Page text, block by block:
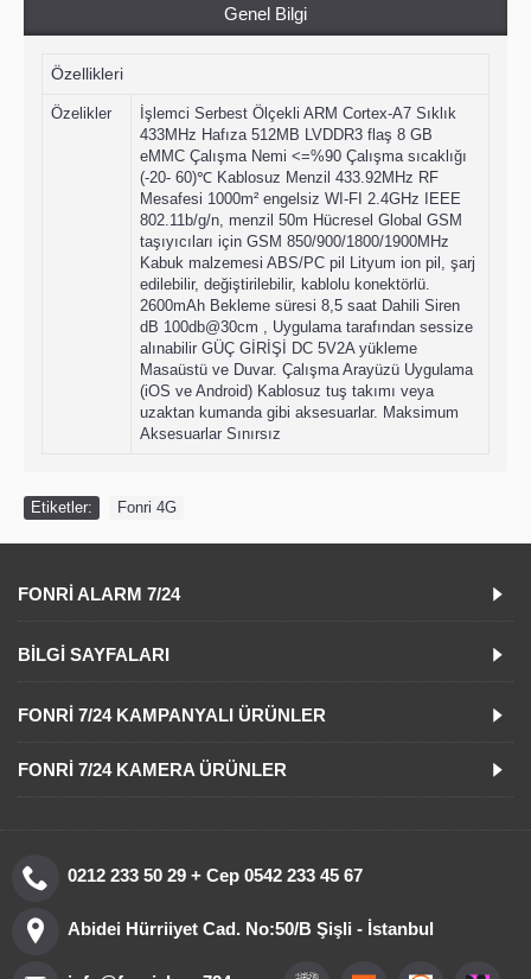
Genel Bilgi
Özellikleri
Özelikler
İşlemci Serbest Ölçekli ARM Cortex-A7 Sıklık
433MHz Hafıza 512MB LVDDR3 flaş 8 GB
eMMC Çalışma Nemi <=%90 Çalışma sıcaklığı
(-20- 60)℃ Kablosuz Menzil 433.92MHz RF
Mesafesi 1000m² engelsiz WI-FI 2.4GHz IEEE
802.11b/g/n, menzil 50m Hücresel Global GSM
taşıyıcıları için GSM 850/900/1800/1900MHz
Kabuk malzemesi ABS/PC pil Lityum ion pil, şarj
edilebilir, değiştirilebilir, kablolu konektörlü.
2600mAh Bekleme süresi 8,5 saat Dahili Siren
dB 100db@30cm , Uygulama tarafından sessize
alınabilir GÜÇ GİRİŞİ DC 5V2A yükleme
Masaüstü ve Duvar. Çalışma Arayüzü Uygulama
(iOS ve Android) Kablosuz tuş takımı veya
uzaktan kumanda gibi aksesuarlar. Maksimum
Aksesuarlar Sınırsız
Etiketler: Fonri 4G
FONRI ALARM 7/24
BILGI SAYFALARI
FONRI 7/24 KAMPANYALI ÜRÜNLER
FONRI 7/24 KAMERA ÜRÜNLER
0212 233 50 29 + Cep 0542 233 45 67
Abidei Hürriiyet Cad. No:50/B Şişli - İstanbul